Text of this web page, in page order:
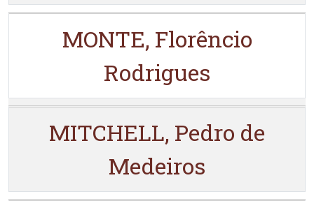
MONTE, Florêncio
Rodrigues
MITCHELL, Pedro de
Medeiros